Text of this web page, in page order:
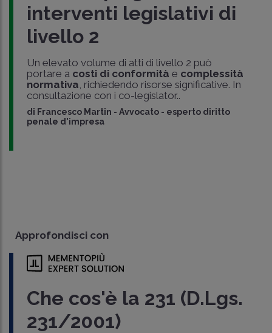
interventi legislativi di
livello 2
Un elevato volume di atti di livello 2 può
portare a costi di conformità e complessità
normativa, richiedendo risorse significative. In
consultazione con i co-legislator..
di Francesco Martin - Avvocato - esperto diritto
penale d'impresa
Approfondisci con
Che cos'è la 231 (D.Lgs.
231/2001)